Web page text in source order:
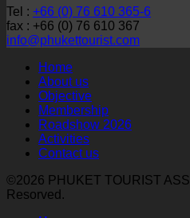
แทน
ใต้
และ
เบ
Roadshow
Belarus
เที่ยว
จังหวัด
ภูเก็ต
สามัญ
Tel : +66 (0) 76 610 365-6
fax : +66 (0) 76 610 367
info@phukettourist.com
Home
About us
Objective
Membership
Roadshow 2026
Activities
Contact us
©2026 PHUKET TOURIST
Resorved.